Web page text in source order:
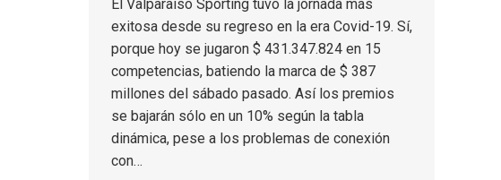
El Valparaíso Sporting tuvo la jornada más
exitosa desde su regreso en la era Covid-19. Sí,
porque hoy se jugaron $ 431.347.824 en 15
competencias, batiendo la marca de $ 387
millones del sábado pasado. Así los premios
se bajarán sólo en un 10% según la tabla
dinámica, pese a los problemas de conexión
con…